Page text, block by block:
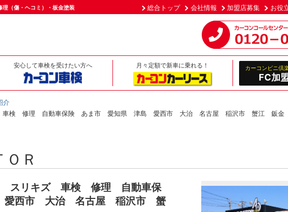
（傷・ヘコミ）・板金塗装 総合トップ 会社情報 加盟店募集 お役
安心して車検を受けたい方へ 月々定額で新車に乗れる！ カーコンビニ倶
FC加
介
車検 修理 自動車保険 あま市 愛知県 津島 愛西市 大治 名古屋 稲沢市 蟹江 鈑金
Ｒ
スリキズ 車検 修理 自動車保
西市 大治 名古屋 稲沢市 蟹